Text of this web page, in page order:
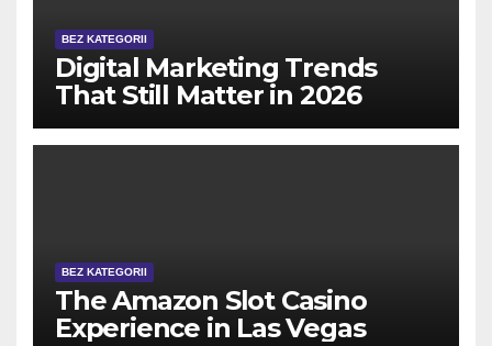
BEZ KATEGORII
Digital Marketing Trends
That Still Matter in 2026
BEZ KATEGORII
The Amazon Slot Casino
Experience in Las Vegas